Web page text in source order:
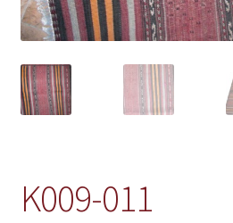
K009-011